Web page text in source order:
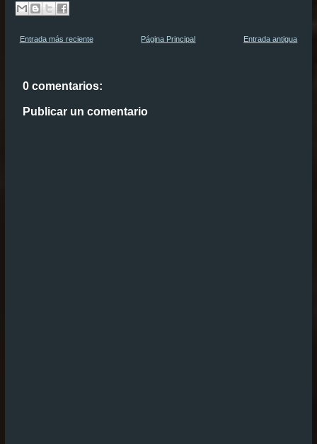
Entrada más reciente Entrada antigua
Página Principal
0 comentarios:
Publicar un comentario